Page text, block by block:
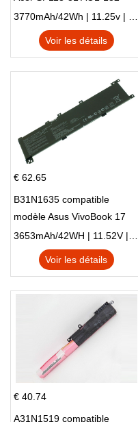
NE132
3770mAh/42Wh | 11.25v | Li-ion ...
Voir les détails
€ 62.65
B31N1635 compatible
modèle Asus VivoBook 17
X705NC X705UA X705UV
X705UN X705UD
3653mAh/42WH | 11.52V | Li-ion ...
Voir les détails
€ 40.74
A31N1519 compatible